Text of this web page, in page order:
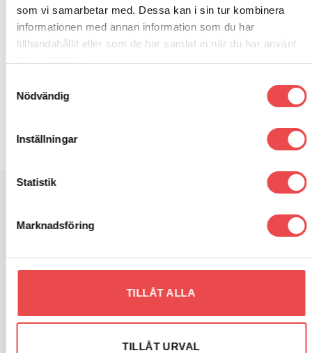
som vi samarbetar med. Dessa kan i sin tur kombinera
informationen med annan information som du har
tillhandahållit eller som de har samlat in när du har använt
Nödvändig
Inställningar
Statistik
Marknadsföring
TILLÅT ALLA
TILLÅT URVAL
Powerflexbussning
LÄGG TILL I VARUKORG
Add to
wishlist
Sök